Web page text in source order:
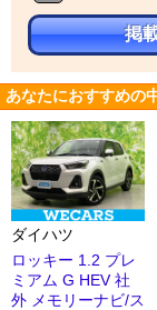
掲
あなたにおすすめの
ダイハツ
ロッキー 1.2 プレ
ミアム G HEV 社
外 メモリーナビ/ス